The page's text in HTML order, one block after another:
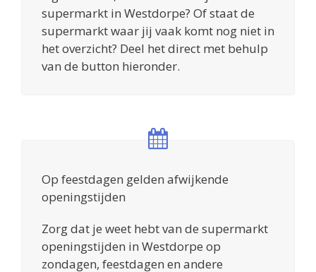
supermarkt in Westdorpe? Of staat de
supermarkt waar jij vaak komt nog niet in
het overzicht? Deel het direct met behulp
van de button hieronder.
Op feestdagen gelden afwijkende
openingstijden
Zorg dat je weet hebt van de supermarkt
openingstijden in Westdorpe op
zondagen, feestdagen en andere